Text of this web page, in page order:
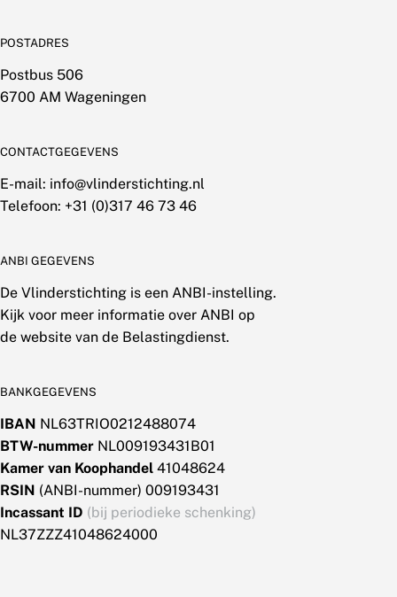
POSTADRES
Postbus 506
6700 AM Wageningen
CONTACTGEGEVENS
E-mail: info@vlinderstichting.nl
Telefoon: +31 (0)317 46 73 46
ANBI GEGEVENS
De Vlinderstichting is een ANBI-instelling.
Kijk voor meer informatie over ANBI op
de website van de Belastingdienst.
BANKGEGEVENS
IBAN NL63TRIO0212488074
BTW-nummer NL009193431B01
Kamer van Koophandel 41048624
RSIN (ANBI-nummer) 009193431
Incassant ID (bij periodieke schenking)
NL37ZZZ41048624000